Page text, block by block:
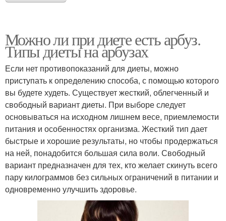
Можно ли при диете есть арбуз.
Типы­ диеты на арбузах
Если нет противопоказаний для диеты, можно
приступать к определению способа, с помощью которого
вы будете худеть. Существует жесткий, облегченный и
свободный вариант диеты. При выборе следует
основываться на исходном лишнем весе, приемлемости
питания и особенностях организма. Жесткий тип дает
быстрые и хорошие результаты, но чтобы продержаться
на ней, понадобится большая сила воли. Свободный
вариант предназначен для тех, кто желает скинуть всего
пару килограммов без сильных ограничений в питании и
одновременно улучшить здоровье.